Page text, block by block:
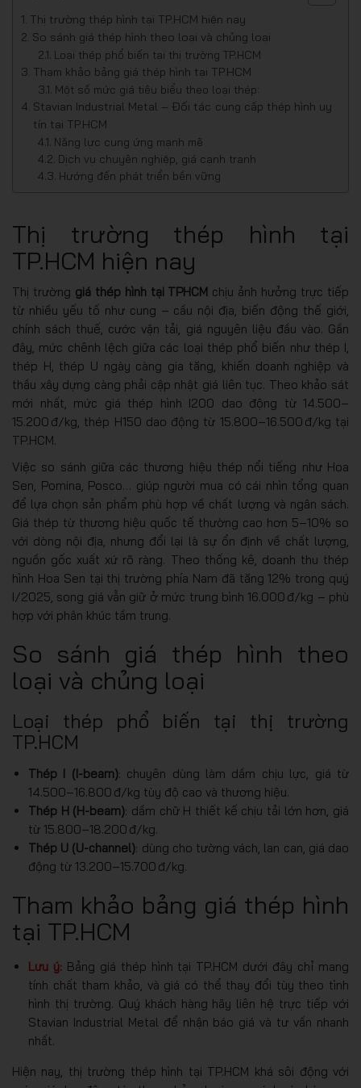
Thị trường thép hình tại TP.HCM hiện nay
So sánh giá thép hình theo loại và chủng loại
Loại thép phổ biến tại thị trường TP.HCM
Tham khảo bảng giá thép hình tại TP.HCM
Một số mức giá tiêu biểu theo loại thép:
Stavian Industrial Metal – Đối tác cung cấp thép hình uy
tín tại TP.HCM
Năng lực cung ứng mạnh mẽ
Dịch vụ chuyên nghiệp, giá cạnh tranh
Hướng đến phát triển bền vững
Thị trường thép hình tại
TP.HCM hiện nay
Thị trường giá thép hình tại TPHCM chịu ảnh hưởng trực tiếp
từ nhiều yếu tố như cung – cầu nội địa, biến động thế giới,
chính sách thuế, cước vận tải, giá nguyên liệu đầu vào. Gần
đây, mức chênh lệch giữa các loại thép phổ biến như thép I,
thép H, thép U ngày càng gia tăng, khiến doanh nghiệp và
thầu xây dựng càng phải cập nhật giá liên tục. Theo khảo sát
mới nhất, mức giá thép hình I200 dao động từ 14.500–
15.200 đ/kg, thép H150 dao động từ 15.800–16.500 đ/kg tại
TP.HCM.
Việc so sánh giữa các thương hiệu thép nổi tiếng như Hoa
Sen, Pomina, Posco… giúp người mua có cái nhìn tổng quan
để lựa chọn sản phẩm phù hợp về chất lượng và ngân sách.
Giá thép từ thương hiệu quốc tế thường cao hơn 5–10% so
với dòng nội địa, nhưng đổi lại là sự ổn định về chất lượng,
nguồn gốc xuất xứ rõ ràng. Theo thống kê, doanh thu thép
hình Hoa Sen tại thị trường phía Nam đã tăng 12% trong quý
I/2025, song giá vẫn giữ ở mức trung bình 16.000 đ/kg – phù
hợp với phân khúc tầm trung.
So sánh giá thép hình theo
loại và chủng loại
Loại thép phổ biến tại thị trường
TP.HCM
Thép I (I-beam): chuyên dùng làm dầm chịu lực, giá từ
14.500–16.800 đ/kg tùy độ cao và thương hiệu.
Thép H (H-beam): dầm chữ H thiết kế chịu tải lớn hơn, giá
từ 15.800–18.200 đ/kg.
Thép U (U-channel): dùng cho tường vách, lan can, giá dao
động từ 13.200–15.700 đ/kg.
Tham khảo bảng giá thép hình
tại TP.HCM
Lưu ý: Bảng giá thép hình tại TP.HCM dưới đây chỉ mang
tính chất tham khảo, và giá có thể thay đổi tùy theo tình
hình thị trường. Quý khách hàng hãy liên hệ trực tiếp với
Stavian Industrial Metal để nhận báo giá và tư vấn nhanh
nhất.
Hiện nay, thị trường thép hình tại TP.HCM khá sôi động với